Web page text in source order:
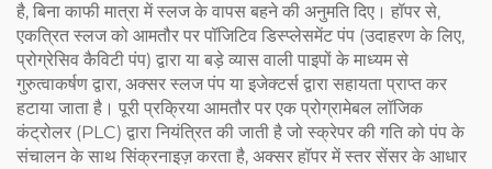
है, बिना काफी मात्रा में स्लज के वापस बहने की अनुमति दिए। हॉपर से,
एकत्रित स्लज को आमतौर पर पॉजिटिव डिस्प्लेसमेंट पंप (उदाहरण के लिए,
प्रोग्रेसिव कैविटी पंप) द्वारा या बड़े व्यास वाली पाइपों के माध्यम से
गुरुत्वाकर्षण द्वारा, अक्सर स्लज पंप या इजेक्टर्स द्वारा सहायता प्राप्त कर
हटाया जाता है। पूरी प्रक्रिया आमतौर पर एक प्रोग्रामेबल लॉजिक
कंट्रोलर (PLC) द्वारा नियंत्रित की जाती है जो स्क्रेपर की गति को पंप के
संचालन के साथ सिंक्रनाइज़ करता है, अक्सर हॉपर में स्तर सेंसर के आधार